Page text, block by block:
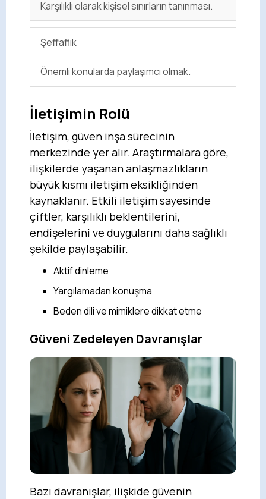
Karşılıklı olarak kişisel sınırların tanınması.
Şeffaflık
Önemli konularda paylaşımcı olmak.
İletişimin Rolü
İletişim, güven inşa sürecinin
merkezinde yer alır. Araştırmalara göre,
ilişkilerde yaşanan anlaşmazlıkların
büyük kısmı iletişim eksikliğinden
kaynaklanır. Etkili iletişim sayesinde
çiftler, karşılıklı beklentilerini,
endişelerini ve duygularını daha sağlıklı
şekilde paylaşabilir.
Aktif dinleme
Yargılamadan konuşma
Beden dili ve mimiklere dikkat etme
Güveni Zedeleyen Davranışlar
Bazı davranışlar, ilişkide güvenin